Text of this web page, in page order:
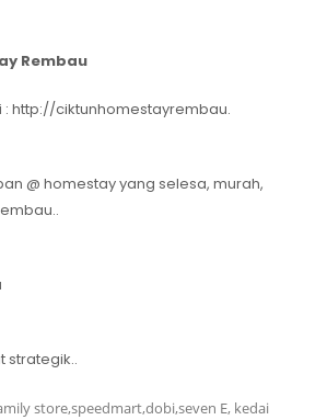
Rembau
: http://ciktunhomestayrembau.
@ homestay yang selesa, murah,
strategik..
store,speedmart,dobi,seven E, kedai